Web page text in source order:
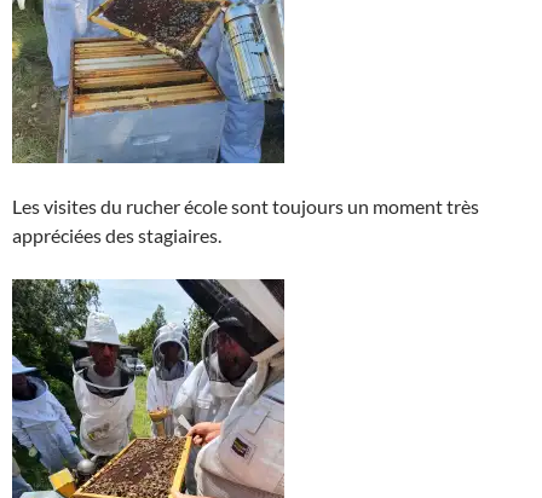
Les visites du rucher école sont toujours un moment très
appréciées des stagiaires.